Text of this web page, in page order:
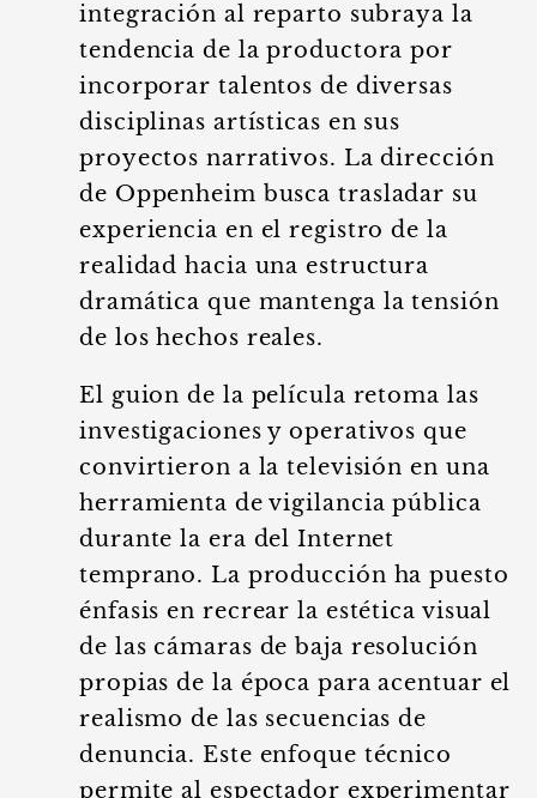
integración al reparto subraya la
tendencia de la productora por
incorporar talentos de diversas
disciplinas artísticas en sus
proyectos narrativos. La dirección
de Oppenheim busca trasladar su
experiencia en el registro de la
realidad hacia una estructura
dramática que mantenga la tensión
de los hechos reales.
El guion de la película retoma las
investigaciones y operativos que
convirtieron a la televisión en una
herramienta de vigilancia pública
durante la era del Internet
temprano. La producción ha puesto
énfasis en recrear la estética visual
de las cámaras de baja resolución
propias de la época para acentuar el
realismo de las secuencias de
denuncia. Este enfoque técnico
permite al espectador experimentar